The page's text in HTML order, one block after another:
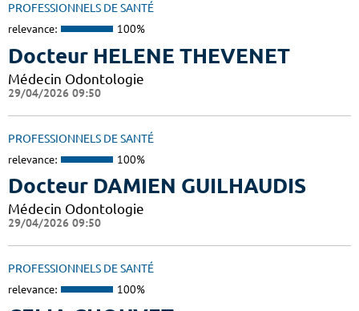
PROFESSIONNELS DE SANTÉ
relevance: 100%
Docteur HELENE THEVENET
Médecin Odontologie
29/04/2026 09:50
PROFESSIONNELS DE SANTÉ
relevance: 100%
Docteur DAMIEN GUILHAUDIS
Médecin Odontologie
29/04/2026 09:50
PROFESSIONNELS DE SANTÉ
relevance: 100%